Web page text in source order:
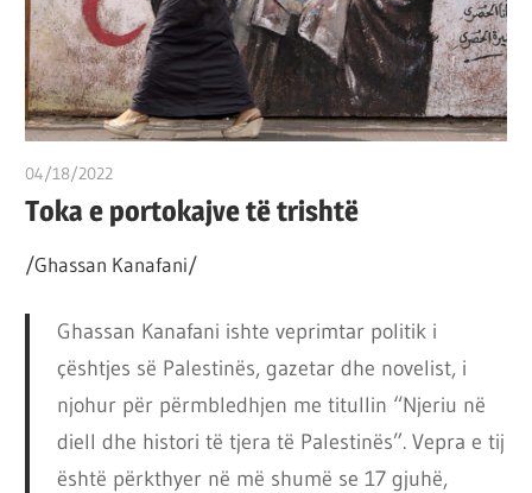
por
çështja
është
që
shndërrosh
atë.
04/18/2022
Toka e portokajve të trishtë
/Ghassan Kanafani/
Ghassan Kanafani ishte veprimtar politik i
çështjes së Palestinës, gazetar dhe novelist, i
njohur për përmbledhjen me titullin “Njeriu në
diell dhe histori të tjera të Palestinës”. Vepra e tij
është përkthyer në më shumë se 17 gjuhë,